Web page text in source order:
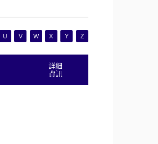
U V W X Y Z
詳細
資訊